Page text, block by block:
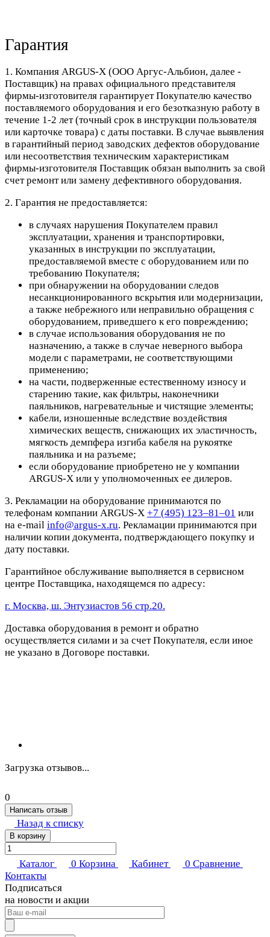
Гарантия
1. Компания ARGUS-X (ООО Аргус-Альбион, далее -
Поставщик) на правах официального представителя
фирмы-изготовителя гарантирует Покупателю качество
поставляемого оборудования и его безотказную работу в
течение 1-2 лет (точный срок в инструкции пользователя
или карточке товара) с даты поставки. В случае выявления
в гарантийный период заводских дефектов оборудование
или несоответствия техническим характеристикам
фирмы-изготовителя Поставщик обязан выполнить за свой
счет ремонт или замену дефективного оборудования.
2. Гарантия не предоставляется:
в случаях нарушения Покупателем правил
эксплуатации, хранения и транспортировки,
указанных в инструкции по эксплуатации,
предоставляемой вместе с оборудованием или по
требованию Покупателя;
при обнаружении на оборудовании следов
несанкционированного вскрытия или модернизации,
а также небрежного или неправильно обращения с
оборудованием, приведшего к его повреждению;
в случае использования оборудования не по
назначению, а также в случае неверного выбора
модели с параметрами, не соответствующими
применению;
на части, подверженные естественному износу и
старению такие, как фильтры, наконечники
паяльников, нагревательные и чистящие элементы;
кабели, изношенные вследствие воздействия
химических веществ, снижающих их эластичность,
мягкость демпфера изгиба кабеля на рукоятке
паяльника и на разъеме;
если оборудование приобретено не у компании
ARGUS-X или у уполномоченных ее дилеров.
3. Рекламации на оборудование принимаются по
телефонам компании ARGUS-X +7 (495) 123–81–01 или
на e-mail info@argus-x.ru. Рекламации принимаются при
наличии копии документа, подтверждающего покупку и
дату поставки.
Гарантийное обслуживание выполняется в сервисном
центре Поставщика, находящемся по адресу:
г. Москва, ш. Энтузиастов 56 стр.20.
Доставка оборудования в ремонт и обратно
осуществляется силами и за счет Покупателя, если иное
не указано в Договоре поставки.
Загрузка отзывов...
0
Написать отзыв
Назад к списку
В корзину
Каталог 0 Корзина Кабинет 0 Сравнение
Контакты
Подписаться
на новости и акции